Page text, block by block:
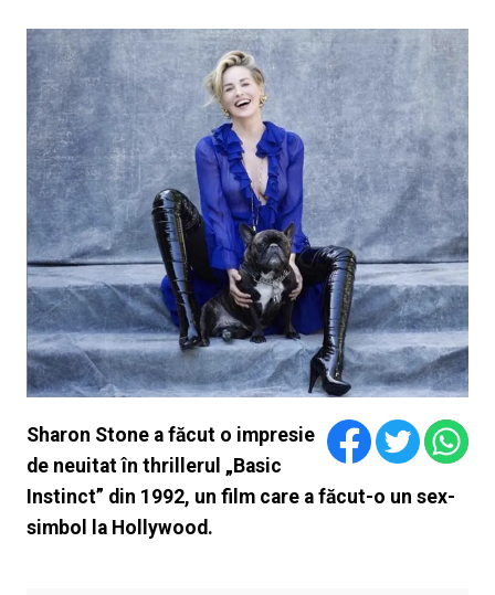
Sharon Stone a făcut o impresie
de neuitat în thrillerul „Basic
Instinct” din 1992, un film care a făcut-o un sex-
simbol la Hollywood.